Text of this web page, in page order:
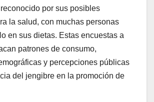
por sus posibles
la salud, con muchas personas
en sus dietas. Estas encuestas a
patrones de consumo,
y percepciones públicas
del jengibre en la promoción de